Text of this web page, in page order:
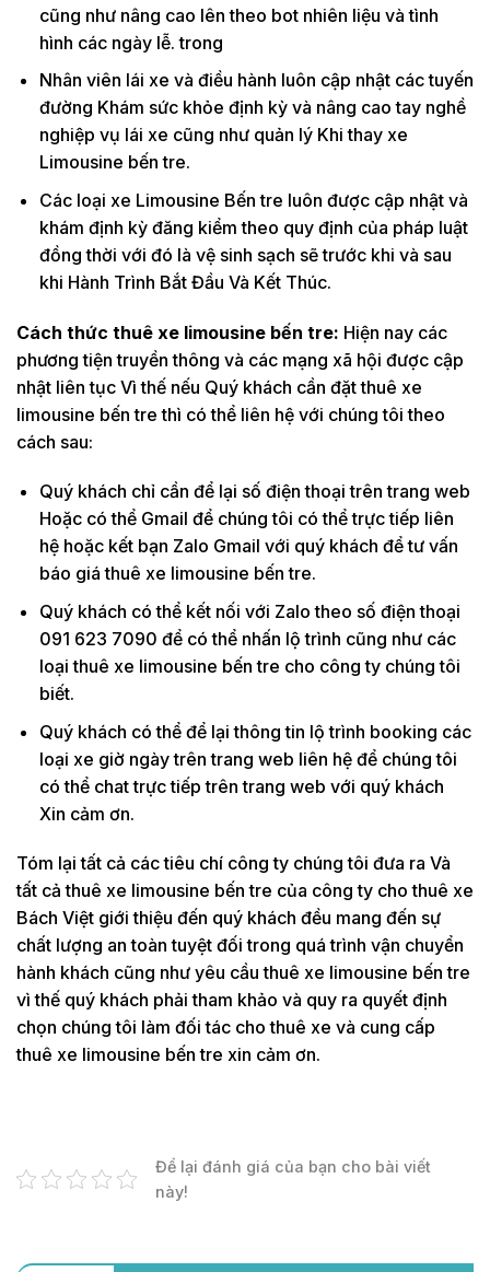
cũng như nâng cao lên theo bot nhiên liệu và tình
hình các ngày lễ. trong
Nhân viên lái xe và điều hành luôn cập nhật các tuyến
đường Khám sức khỏe định kỳ và nâng cao tay nghề
nghiệp vụ lái xe cũng như quản lý Khi thay xe
Limousine bến tre.
Các loại xe Limousine Bến tre luôn được cập nhật và
khám định kỳ đăng kiểm theo quy định của pháp luật
đồng thời với đó là vệ sinh sạch sẽ trước khi và sau
khi Hành Trình Bắt Đầu Và Kết Thúc.
Cách thức thuê xe limousine bến tre: Hiện nay các
phương tiện truyền thông và các mạng xã hội được cập
nhật liên tục Vì thế nếu Quý khách cần đặt thuê xe
limousine bến tre thì có thể liên hệ với chúng tôi theo
cách sau:
Quý khách chỉ cần để lại số điện thoại trên trang web
Hoặc có thể Gmail để chúng tôi có thể trực tiếp liên
hệ hoặc kết bạn Zalo Gmail với quý khách để tư vấn
báo giá thuê xe limousine bến tre.
Quý khách có thể kết nối với Zalo theo số điện thoại
091 623 7090 để có thể nhấn lộ trình cũng như các
loại thuê xe limousine bến tre cho công ty chúng tôi
biết.
Quý khách có thể để lại thông tin lộ trình booking các
loại xe giờ ngày trên trang web liên hệ để chúng tôi
có thể chat trực tiếp trên trang web với quý khách
Xin cảm ơn.
Tóm lại tất cả các tiêu chí công ty chúng tôi đưa ra Và
tất cả thuê xe limousine bến tre của công ty cho thuê xe
Bách Việt giới thiệu đến quý khách đều mang đến sự
chất lượng an toàn tuyệt đối trong quá trình vận chuyển
hành khách cũng như yêu cầu thuê xe limousine bến tre
vì thế quý khách phải tham khảo và quy ra quyết định
chọn chúng tôi làm đối tác cho thuê xe và cung cấp
thuê xe limousine bến tre xin cảm ơn.
Để lại đánh giá của bạn cho bài viết
này!